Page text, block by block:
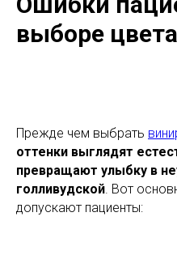
выборе
Прежде чем выбрать
оттенки выглядят
превращают улыбку в
голливудской. Вот
допускают пациенты: